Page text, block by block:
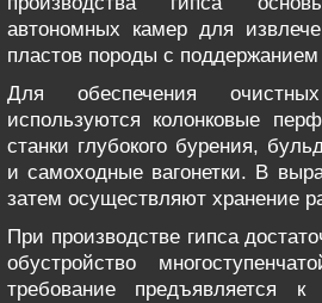
автономных камер для
пластов породы с поддержанием
Для обеспечения
используются колонковые
станки глубокого бурения,
и самоходные вагонетки. В
затем осуществляют хранение
При производстве гипса
обустройство
требование предъявляется